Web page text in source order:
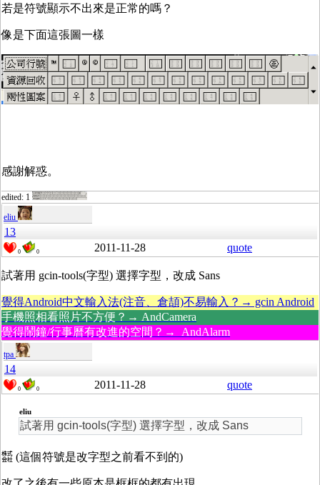
若是符號顯示不出來是正常的嗎？
像是下面這張圖一樣
感謝解惑。
edited: 1
eliu
13
0 0 2011-11-28 quote
試著用 gcin-tools(字型) 選擇字型，改成 Sans
覺得Android中文輸入法(注音、倉頡)不易輸入？→ gcin Android
手機照相看照片不方便？→ AndCamera
覺得鬧鐘/行事曆有改進的空間？→ AndAlarm
tpa
14
0 0 2011-11-28 quote
eliu
試著用 gcin-tools(字型) 選擇字型，改成 Sans
㍿ (這個符號是改字型之前看不到的)